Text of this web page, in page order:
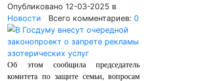
Опубликовано 12-03-2025 в
Новости Всего комментариев: 0
Об этом сообщила председатель
комитета по защите семьи, вопросам